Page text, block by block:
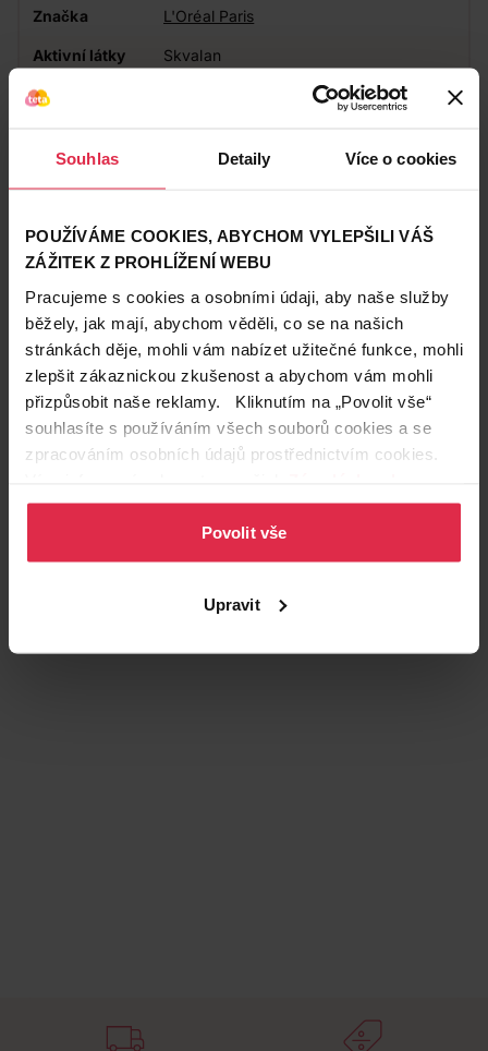
Souhlas Detaily Více o cookies
POUŽÍVÁME COOKIES, ABYCHOM VYLEPŠILI VÁŠ
ZÁŽITEK Z PROHLÍŽENÍ WEBU
Pracujeme s cookies a osobními údaji, aby naše služby
běžely, jak mají, abychom věděli, co se na našich
stránkách děje, mohli vám nabízet užitečné funkce, mohli
zlepšit zákaznickou zkušenost a abychom vám mohli
přizpůsobit naše reklamy. Kliknutím na „Povolit vše“
souhlasíte s používáním všech souborů cookies a se
zpracováním osobních údajů prostřednictvím cookies.
osobních údajů.
Povolit vše
Upravit
Značka L'Oréal Paris
Aktivní látky Skvalan
Působení
Zákazníci také často nakupují